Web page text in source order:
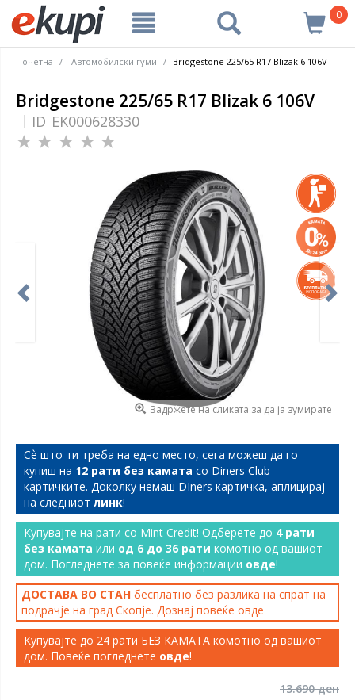
0
Почетна Автомобилски гуми Bridgestone 225/65 R17 Blizak 6 106V
Bridgestone 225/65 R17 Blizak 6 106V
ID EK000628330
Задржете на сликата за да ја зумирате
Сѐ што ти треба на едно место, сега можеш да го
купиш на 12 рати без камата со Diners Club
картичките. Доколку немаш DIners картичка, аплицирај
на следниот линк!
Купувајте на рати со Mint Credit! Одберете до 4 рати
без камата или од 6 до 36 рати комотно од вашиот
дом. Погледнете за повеќе информации овде!
ДОСТАВА ВО СТАН бесплатно без разлика на спрат на
подрачје на град Скопје. Дознај повеќе овде
Купувајте до 24 рати БЕЗ КАМАТА комотно од вашиот
дом. Повеќе погледнете овде!
13.690 ден